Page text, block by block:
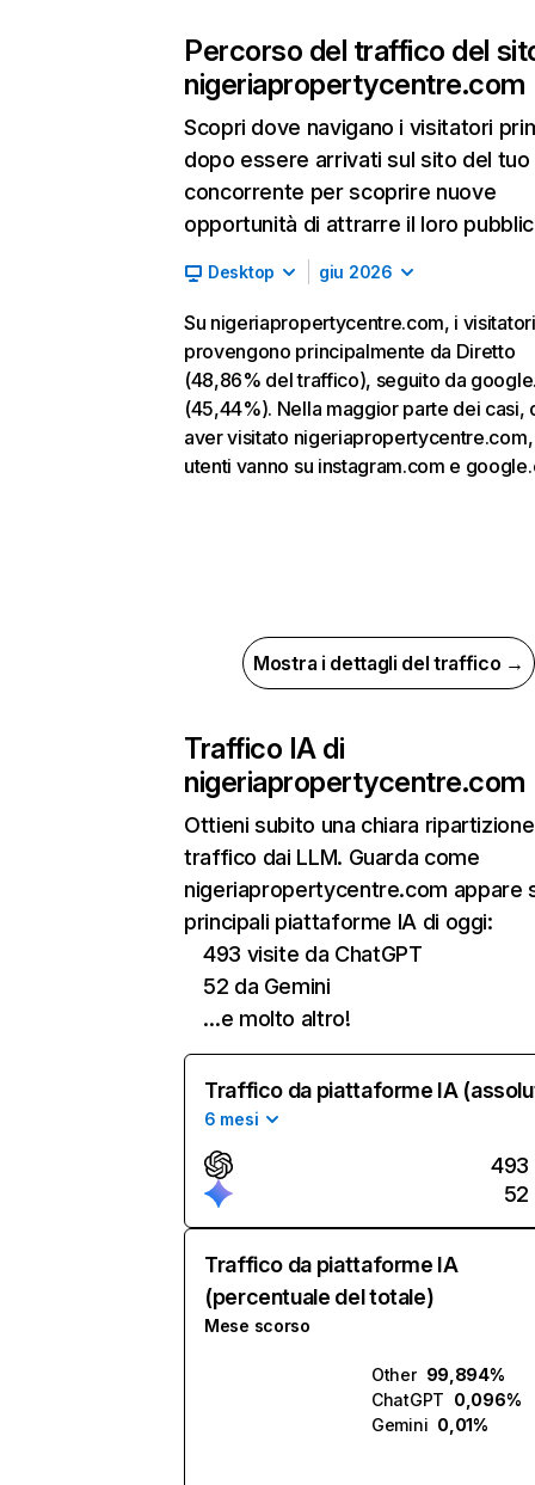
Percorso del traffico del
nigeriapropertycentre.com
Scopri dove navigano i visitatori
dopo essere arrivati sul sito del tuo
concorrente per scoprire nuove
opportunità di attrarre il loro
Desktop giu 2026
Su nigeriapropertycentre.com, i visitatori
provengono principalmente da Diretto
(48,86% del traffico), seguito da
(45,44%). Nella maggior parte dei casi,
aver visitato
utenti vanno su instagram.com e
Mostra i dettagli del traffico →
Traffico IA di
nigeriapropertycentre.com
Ottieni subito una chiara
traffico dai LLM. Guarda come
nigeriapropertycentre.com appare
principali piattaforme IA di oggi:
493 visite da ChatGPT
52 da Gemini
…e molto altro!
Traffico da piattaforme IA
6 mesi
493
52
Traffico da piattaforme IA
(percentuale del totale)
Mese scorso
Other 99,894%
ChatGPT 0,096%
Gemini 0,01%